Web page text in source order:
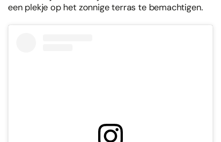
een plekje op het zonnige terras te bemachtigen.